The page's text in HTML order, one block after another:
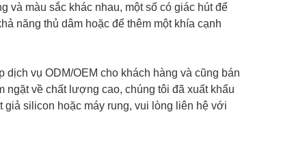
màu sắc khác nhau, một số có giác hút để
năng thủ dâm hoặc để thêm một khía cạnh
vụ ODM/OEM cho khách hàng và cũng bán
ngặt về chất lượng cao, chúng tôi đã xuất khẩu
silicon hoặc máy rung, vui lòng liên hệ với